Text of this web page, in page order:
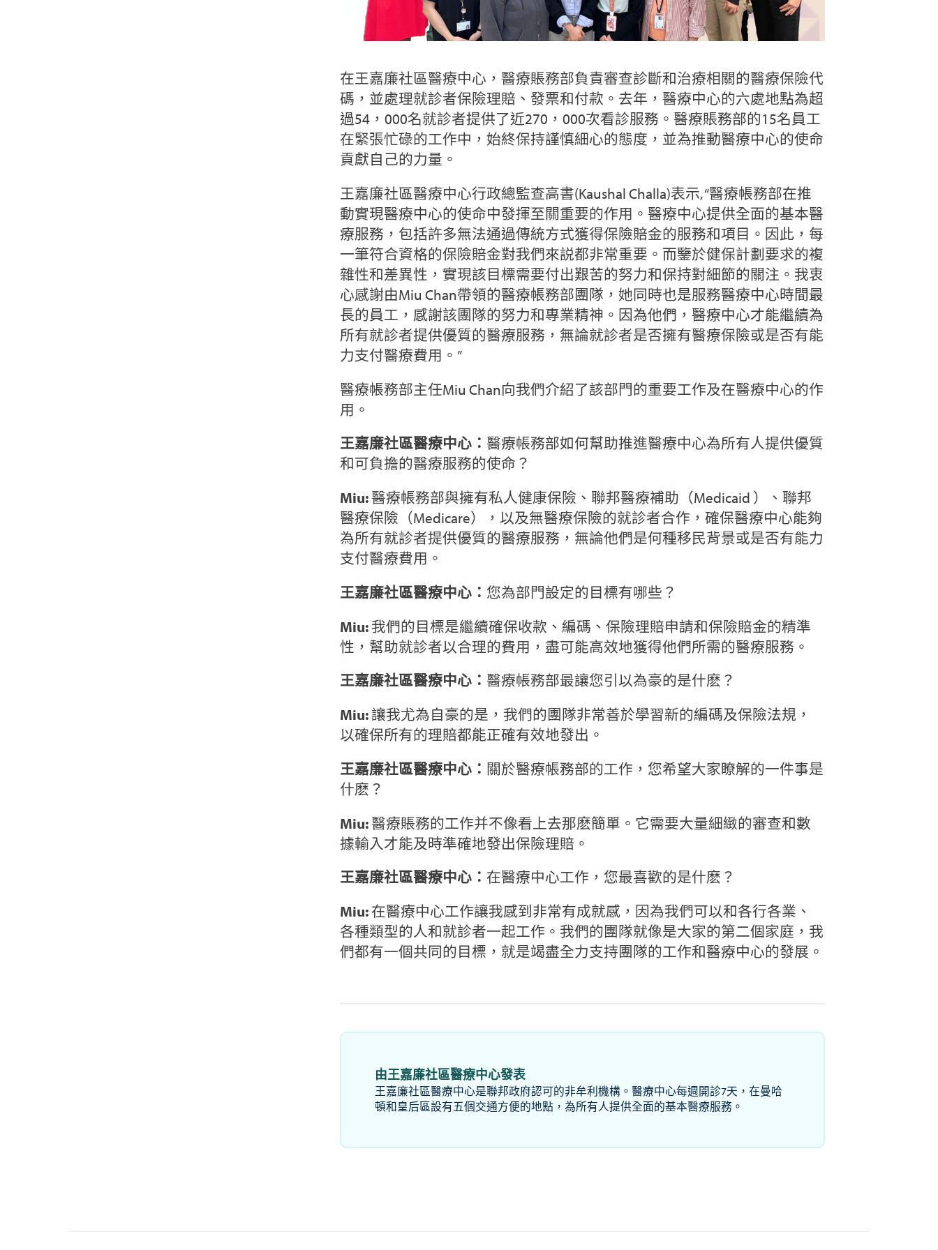
在王嘉廉社區醫療中心，醫療賬務部負責審查診斷和治療相關的醫療保險代
碼，並處理就診者保險理賠、發票和付款。去年，醫療中心的六處地點為超
過54，000名就診者提供了近270，000次看診服務。醫療賬務部的15名員工
在緊張忙碌的工作中，始終保持謹慎細心的態度，並為推動醫療中心的使命
貢獻自己的力量。
王嘉廉社區醫療中心行政總監查高書(Kaushal Challa)表示, “醫療帳務部在推
動實現醫療中心的使命中發揮至關重要的作用。醫療中心提供全面的基本醫
療服務，包括許多無法通過傳統方式獲得保險賠金的服務和項目。因此，每
一筆符合資格的保險賠金對我們來説都非常重要。而鑒於健保計劃要求的複
雜性和差異性，實現該目標需要付出艱苦的努力和保持對細節的關注。我衷
心感謝由Miu Chan帶領的醫療帳務部團隊，她同時也是服務醫療中心時間最
長的員工，感謝該團隊的努力和專業精神。因為他們，醫療中心才能繼續為
所有就診者提供優質的醫療服務，無論就診者是否擁有醫療保險或是否有能
力支付醫療費用。”
醫療帳務部主任Miu Chan向我們介紹了該部門的重要工作及在醫療中心的作
用。
王嘉廉社區醫療中心：醫療帳務部如何幫助推進醫療中心為所有人提供優質
和可負擔的醫療服務的使命？
Miu:醫療帳務部與擁有私人健康保險、聯邦醫療補助（Medicaid ）、聯邦
醫療保險（Medicare），以及無醫療保險的就診者合作，確保醫療中心能夠
為所有就診者提供優質的醫療服務，無論他們是何種移民背景或是否有能力
支付醫療費用。
王嘉廉社區醫療中心： 您為部門設定的目標有哪些？
Miu:我們的目標是繼續確保收款、編碼、保險理賠申請和保險賠金的精準
性，幫助就診者以合理的費用，盡可能高效地獲得他們所需的醫療服務。
王嘉廉社區醫療中心：醫療帳務部最讓您引以為豪的是什麽？
Miu:讓我尤為自豪的是，我們的團隊非常善於學習新的編碼及保險法規，
以確保所有的理賠都能正確有效地發出。
王嘉廉社區醫療中心： 關於醫療帳務部的工作，您希望大家瞭解的一件事是
什麽？
Miu:醫療賬務的工作并不像看上去那麽簡單。它需要大量細緻的審查和數
據輸入才能及時準確地發出保險理賠。
王嘉廉社區醫療中心： 在醫療中心工作，您最喜歡的是什麽？
Miu:在醫療中心工作讓我感到非常有成就感，因為我們可以和各行各業、
各種類型的人和就診者一起工作。我們的團隊就像是大家的第二個家庭，我
們都有一個共同的目標，就是竭盡全力支持團隊的工作和醫療中心的發展。
由王嘉廉社區醫療中心發表
王嘉廉社區醫療中心是聯邦政府認可的非牟利機構。醫療中心每週開診7天，在曼哈
頓和皇后區設有五個交通方便的地點，為所有人提供全面的基本醫療服務。